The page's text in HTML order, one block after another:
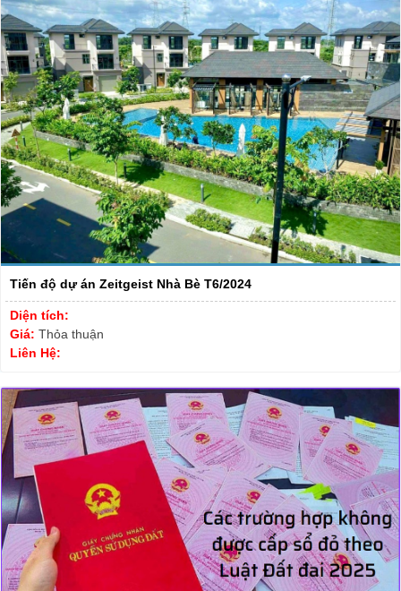
Tiến độ dự án Zeitgeist Nhà Bè T6/2024
Diện tích:
Giá: Thỏa thuận
Liên Hệ: